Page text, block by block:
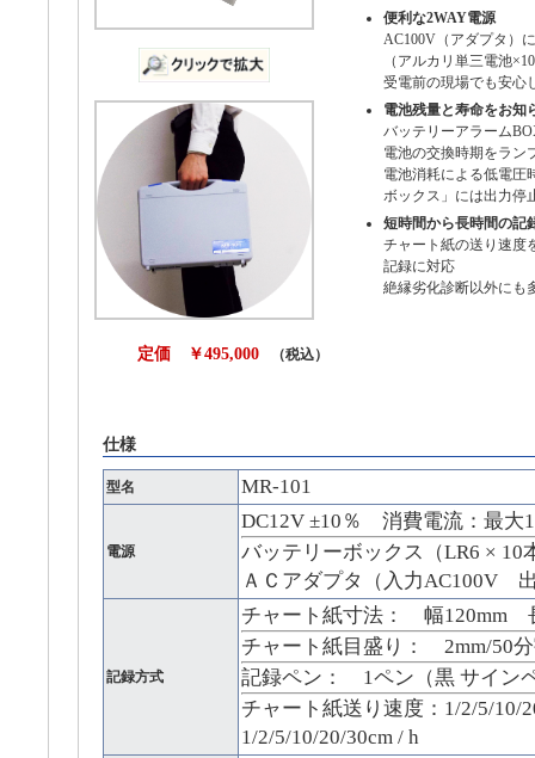
定価 ￥495,000 （税込）
便利な2WAY電源
AC100V（アダプタ）
（アルカリ単三電池
受電前の現場でも安心
電池残量と寿命をお知
バッテリーアラーム
電池の交換時期をラン
電池消耗による低電圧
ボックス」には出力停
短時間から長時間の記
チャート紙の送り速度
記録に対応
絶縁劣化診断以外にも
仕様
型名 MR-101
電源
DC12V ±10％ 消費電流：最大
バッテリーボックス（LR6 × 10
ＡＣアダプタ（入力AC100V
記録方式
チャート紙寸法： 幅120mm
チャート紙目盛り： 2mm/50
記録ペン： 1ペン（黒 サイン
チャート紙送り速度：1/2/5/
1/2/5/10/20/30cm / h